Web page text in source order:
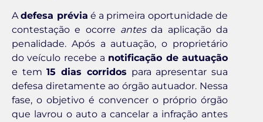
Adefesa prévia é a primeira oportunidade de
contestação e ocorre antesda aplicação da
penalidade. Após a autuação, o proprietário
do veículo recebe a notificação de autuação
e tem15 dias corridos para apresentar sua
defesa diretamente ao órgão autuador. Nessa
fase, o objetivo é convencer o próprio órgão
que lavrou o auto a cancelar a infração antes